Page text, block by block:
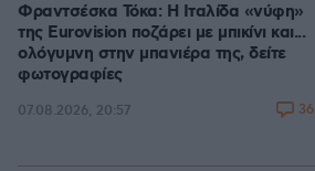
Φραντσέσκα Τόκα: Η Ιταλίδα «νύφη»
της Eurovision ποζάρει με μπικίνι και...
ολόγυμνη στην μπανιέρα της, δείτε
φωτογραφίες
07.08.2026, 20:57 36